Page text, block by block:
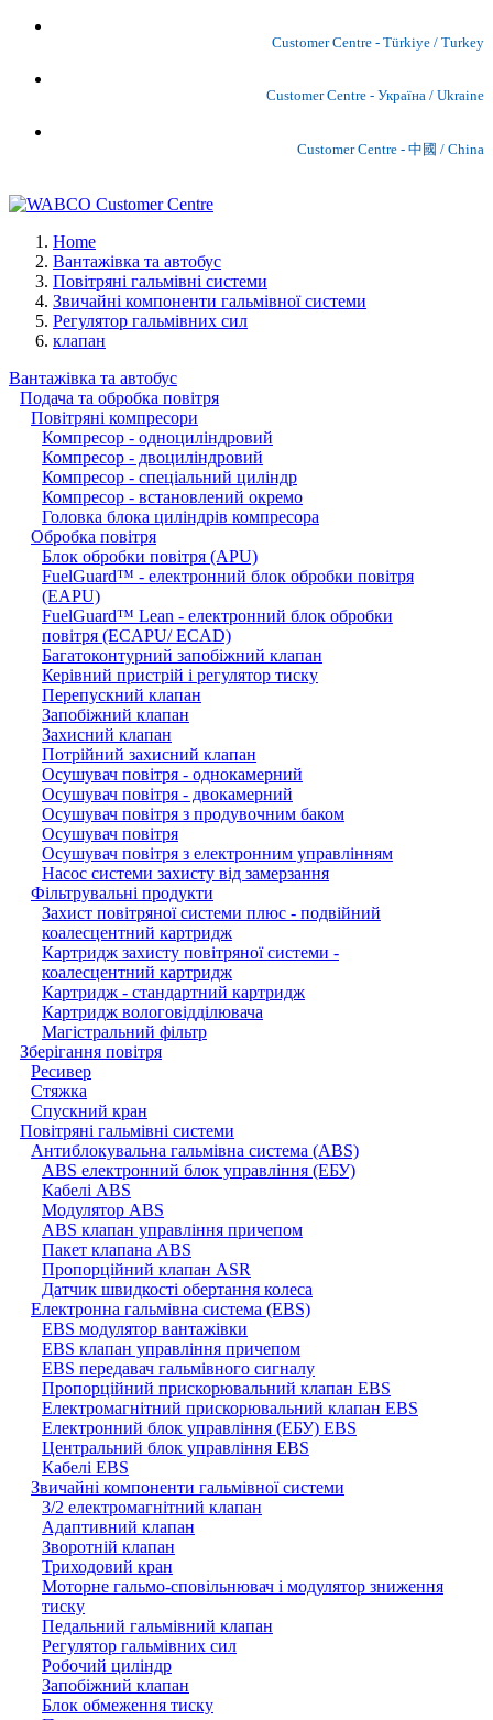
Customer Centre - Türkiye / Turkey
Customer Centre - Україна / Ukraine
Customer Centre - 中國 / China
Home
Вантажівка та автобус
Повітряні гальмівні системи
Звичайні компоненти гальмівної системи
Регулятор гальмівних сил
клапан
Вантажівка та автобус
Подача та обробка повітря
Повітряні компресори
Компресор - одноциліндровий
Компресор - двоциліндровий
Компресор - спеціальний циліндр
Компресор - встановлений окремо
Головка блока циліндрів компресора
Обробка повітря
Блок обробки повітря (APU)
FuelGuard™ - електронний блок обробки повітря
(EAPU)
FuelGuard™ Lean - електронний блок обробки
повітря (ECAPU/ ECAD)
Багатоконтурний запобіжний клапан
Керівний пристрій і регулятор тиску
Перепускний клапан
Запобіжний клапан
Захисний клапан
Потрійний захисний клапан
Осушувач повітря - однокамерний
Осушувач повітря - двокамерний
Осушувач повітря з продувочним баком
Осушувач повітря
Осушувач повітря з електронним управлінням
Насос системи захисту від замерзання
Фільтрувальні продукти
Захист повітряної системи плюс - подвійний
коалесцентний картридж
Картридж захисту повітряної системи -
коалесцентний картридж
Картридж - стандартний картридж
Картридж вологовідділювача
Магістральний фільтр
Зберігання повітря
Ресивер
Стяжка
Спускний кран
Повітряні гальмівні системи
Антиблокувальна гальмівна система (ABS)
ABS електронний блок управління (ЕБУ)
Кабелі ABS
Модулятор ABS
ABS клапан управління причепом
Пакет клапана ABS
Пропорційний клапан ASR
Датчик швидкості обертання колеса
Електронна гальмівна система (EBS)
EBS модулятор вантажівки
EBS клапан управління причепом
EBS передавач гальмівного сигналу
Пропорційний прискорювальний клапан EBS
Електромагнітний прискорювальний клапан EBS
Електронний блок управління (ЕБУ) EBS
Центральний блок управління EBS
Кабелі EBS
Звичайні компоненти гальмівної системи
3/2 електромагнітний клапан
Адаптивний клапан
Зворотній клапан
Триходовий кран
Моторне гальмо-сповільнювач і модулятор зниження
тиску
Педальний гальмівний клапан
Регулятор гальмівних сил
Робочий циліндр
Запобіжний клапан
Блок обмеження тиску